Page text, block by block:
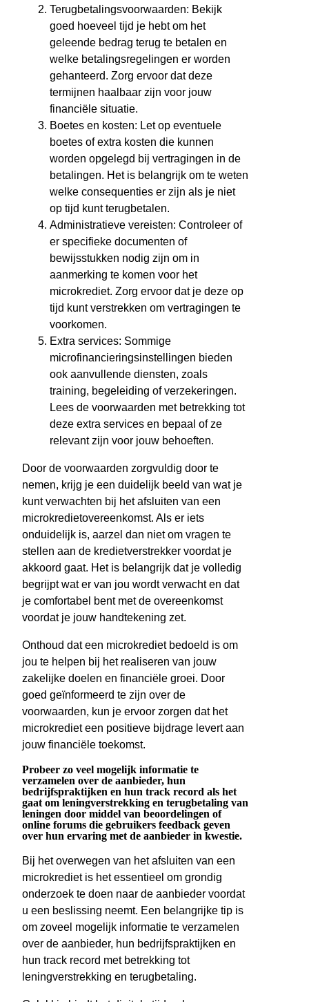
Terugbetalingsvoorwaarden: Bekijk
goed hoeveel tijd je hebt om het
geleende bedrag terug te betalen en
welke betalingsregelingen er worden
gehanteerd. Zorg ervoor dat deze
termijnen haalbaar zijn voor jouw
financiële situatie.
Boetes en kosten: Let op eventuele
boetes of extra kosten die kunnen
worden opgelegd bij vertragingen in de
betalingen. Het is belangrijk om te weten
welke consequenties er zijn als je niet
op tijd kunt terugbetalen.
Administratieve vereisten: Controleer of
er specifieke documenten of
bewijsstukken nodig zijn om in
aanmerking te komen voor het
microkrediet. Zorg ervoor dat je deze op
tijd kunt verstrekken om vertragingen te
voorkomen.
Extra services: Sommige
microfinancieringsinstellingen bieden
ook aanvullende diensten, zoals
training, begeleiding of verzekeringen.
Lees de voorwaarden met betrekking tot
deze extra services en bepaal of ze
relevant zijn voor jouw behoeften.
Door de voorwaarden zorgvuldig door te
nemen, krijg je een duidelijk beeld van wat je
kunt verwachten bij het afsluiten van een
microkredietovereenkomst. Als er iets
onduidelijk is, aarzel dan niet om vragen te
stellen aan de kredietverstrekker voordat je
akkoord gaat. Het is belangrijk dat je volledig
begrijpt wat er van jou wordt verwacht en dat
je comfortabel bent met de overeenkomst
voordat je jouw handtekening zet.
Onthoud dat een microkrediet bedoeld is om
jou te helpen bij het realiseren van jouw
zakelijke doelen en financiële groei. Door
goed geïnformeerd te zijn over de
voorwaarden, kun je ervoor zorgen dat het
microkrediet een positieve bijdrage levert aan
jouw financiële toekomst.
Probeer zo veel mogelijk informatie te
verzamelen over de aanbieder, hun
bedrijfspraktijken en hun track record als het
gaat om leningverstrekking en terugbetaling van
leningen door middel van beoordelingen of
online forums die gebruikers feedback geven
over hun ervaring met de aanbieder in kwestie.
Bij het overwegen van het afsluiten van een
microkrediet is het essentieel om grondig
onderzoek te doen naar de aanbieder voordat
u een beslissing neemt. Een belangrijke tip is
om zoveel mogelijk informatie te verzamelen
over de aanbieder, hun bedrijfspraktijken en
hun track record met betrekking tot
leningverstrekking en terugbetaling.